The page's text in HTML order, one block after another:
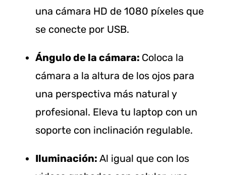
una cámara HD de 1080 píxeles que
se conecte por USB.
Ángulo de la cámara: Coloca la
cámara a la altura de los ojos para
una perspectiva más natural y
profesional. Eleva tu laptop con un
soporte con inclinación regulable.
Iluminación: Al igual que con los